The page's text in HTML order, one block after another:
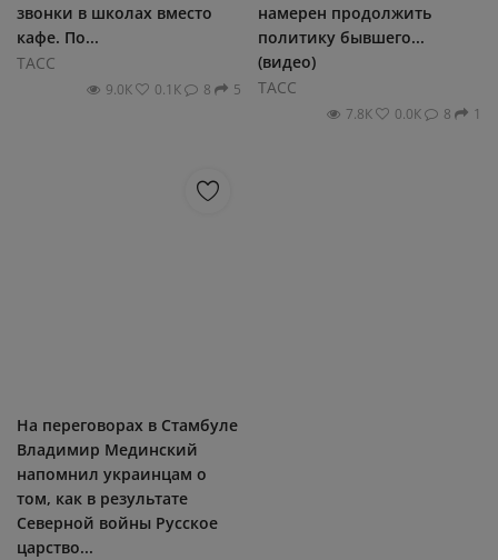
звонки в школах вместо
кафе. По...
ТАСС
9.0К 0.1К 8 5
намерен продолжить
политику бывшего...
(видео)
ТАСС
7.8К 0.0К 8 1
На переговорах в Стамбуле
Владимир Мединский
напомнил украинцам о
том, как в результате
Северной войны Русское
царство...